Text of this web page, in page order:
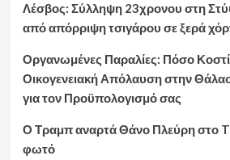
Λέσβος: Σύλληψη 23χρονου στη
από απόρριψη τσιγάρου σε ξερά
Οργανωμένες Παραλίες: Πόσο
Οικογενειακή Απόλαυση στην
για τον Προϋπολογισμό σας
Ο Τραμπ αναρτά Θάνο Πλεύρη στο
φωτό